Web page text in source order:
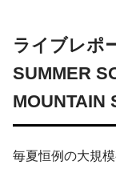
ライブレポ
SUMMER
MOUNTAIN
毎夏恒例の大規